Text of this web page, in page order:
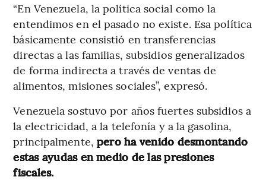
“En Venezuela, la política social como la
entendimos en el pasado no existe. Esa política
básicamente consistió en transferencias
directas a las familias, subsidios generalizados
de forma indirecta a través de ventas de
alimentos, misiones sociales”, expresó.
Venezuela sostuvo por años fuertes subsidios a
la electricidad, a la telefonía y a la gasolina,
principalmente, pero ha venido desmontando
estas ayudas en medio de las presiones
fiscales.